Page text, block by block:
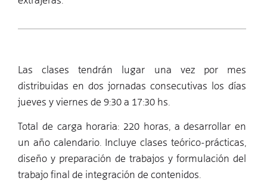
Las clases tendrán lugar una vez por mes
distribuidas en dos jornadas consecutivas los días
jueves y viernes de 9:30 a 17:30 hs.
Total de carga horaria: 220 horas, a desarrollar en
un año calendario. Incluye clases teórico-prácticas,
diseño y preparación de trabajos y formulación del
trabajo final de integración de contenidos.